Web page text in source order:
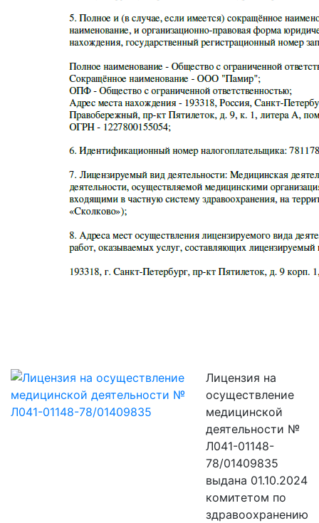
Лицензия на
осуществление
медицинской
деятельности №
Л041-01148-
78/01409835
выдана 01.10.2024
комитетом по
здравоохранению